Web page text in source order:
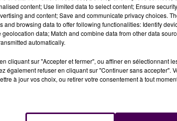
du championnat du monde
des 24 Heures du Mans et promoteur
décision de la part d'un constructeur
semaines les contours de la
et l'audace seront au rendez-
et attractif où le sport et l’endurance
content; Use limited data to select content; Ensure
and content; Save and communicate privacy choices.
and browsing data to offer following functionalities: Identify
data; Match and combine data from other data
automatically.
cliquant sur "Accepter et fermer", ou affiner en sélectionnant
également refuser en cliquant sur "Continuer sans accepter".
à jour vos choix, ou retirer votre consentement à tout